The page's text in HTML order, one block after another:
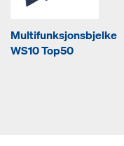
Multifunksjonsbjelke
WS10 Top50